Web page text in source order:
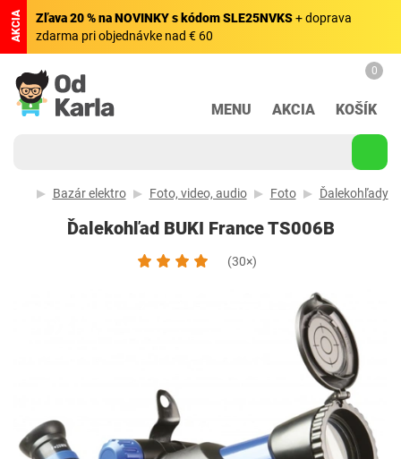
AKCIA Zľava 20 % na NOVINKY s kódom SLE25NVKS+ doprava
zdarma pri objednávke nad € 60
MENU AKCIA
0
KOŠÍK
Bazár elektro Foto, video, audio Foto Ďalekohľady
Ďalekohľad BUKI France TS006B
(30×)